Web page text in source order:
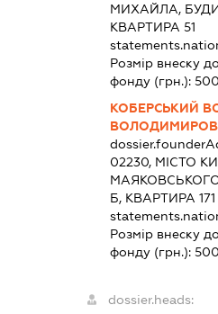
МИХАЙЛА,
КВАРТИРА 51
Розмір внеску
фонду (грн.): 500
КОБЕРСЬКИЙ
02230, МІСТО
Б, КВАРТИРА 171
Розмір внеску
фонду (грн.): 500
dossier.heads: